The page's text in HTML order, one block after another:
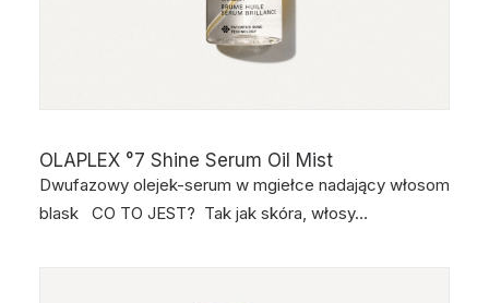
OLAPLEX °7 Shine Serum Oil Mist
Dwufazowy olejek-serum w mgiełce nadający włosom
blask CO TO JEST? Tak jak skóra, włosy…